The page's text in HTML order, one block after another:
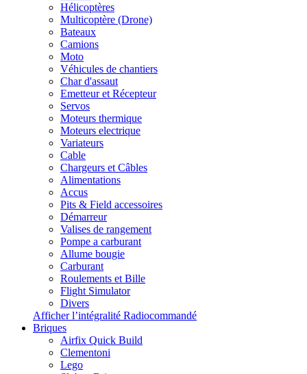
Hélicoptères
Multicoptère (Drone)
Bateaux
Camions
Moto
Véhicules de chantiers
Char d'assaut
Emetteur et Récepteur
Servos
Moteurs thermique
Moteurs electrique
Variateurs
Cable
Chargeurs et Câbles
Alimentations
Accus
Pits & Field accessoires
Démarreur
Valises de rangement
Pompe a carburant
Allume bougie
Carburant
Roulements et Bille
Flight Simulator
Divers
Afficher l’intégralité Radiocommandé
Briques
Airfix Quick Build
Clementoni
Lego